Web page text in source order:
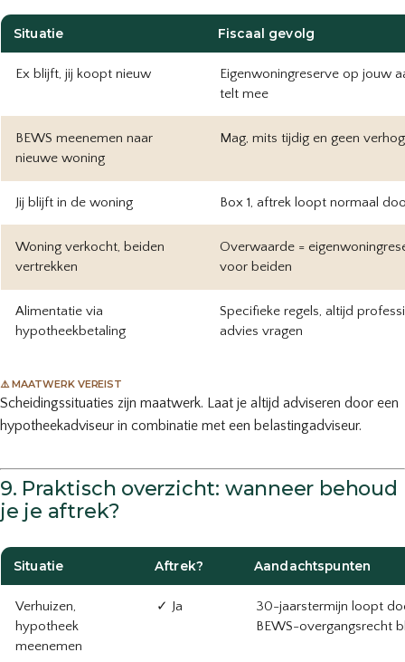
Situatie Fiscaal gevolg
Ex blijft, jij koopt nieuw
Eigenwoningreserve op jouw
telt mee
BEWS meenemen naar
nieuwe woning
Mag, mits tijdig en geen
Jij blijft in de woning Box 1, aftrek loopt normaal
Woning verkocht, beiden
vertrekken
Overwaarde =
voor beiden
Alimentatie via
hypotheekbetaling
Specifieke regels, altijd
advies vragen
⚠️ MAATWERK VEREIST
Scheidingssituaties zijn maatwerk. Laat je altijd adviseren door een
hypotheekadviseur in combinatie met een belastingadviseur.
9. Praktisch overzicht: wanneer behoud
je je aftrek?
Situatie Aftrek? Aandachtspunten
Verhuizen,
hypotheek
meenemen
✓ Ja
30-jaarstermijn loopt
BEWS-overgangsrecht